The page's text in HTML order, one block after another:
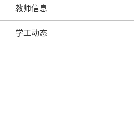
教师信息
学工动态